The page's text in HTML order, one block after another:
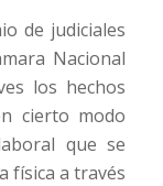
de judiciales
Nacional
los hechos
cierto modo
que se
física a través